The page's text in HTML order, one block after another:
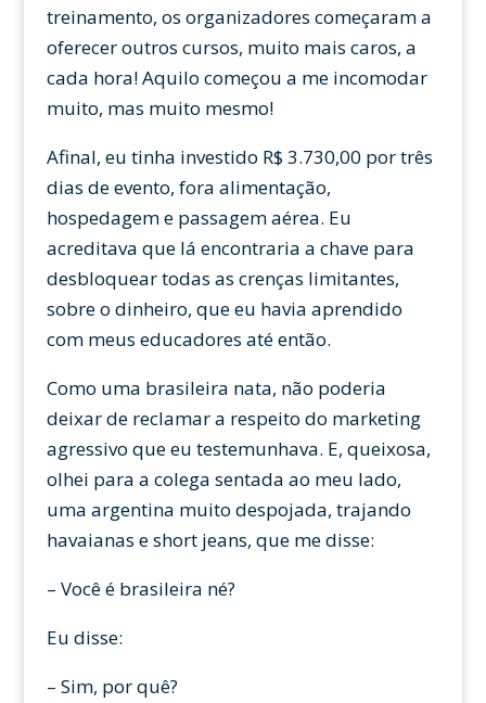
treinamento, os organizadores começaram a
oferecer outros cursos, muito mais caros, a
cada hora! Aquilo começou a me incomodar
muito, mas muito mesmo!
Afinal, eu tinha investido R$ 3.730,00 por três
dias de evento, fora alimentação,
hospedagem e passagem aérea. Eu
acreditava que lá encontraria a chave para
desbloquear todas as crenças limitantes,
sobre o dinheiro, que eu havia aprendido
com meus educadores até então.
Como uma brasileira nata, não poderia
deixar de reclamar a respeito do marketing
agressivo que eu testemunhava. E, queixosa,
olhei para a colega sentada ao meu lado,
uma argentina muito despojada, trajando
havaianas e short jeans, que me disse:
– Você é brasileira né?
Eu disse:
– Sim, por quê?